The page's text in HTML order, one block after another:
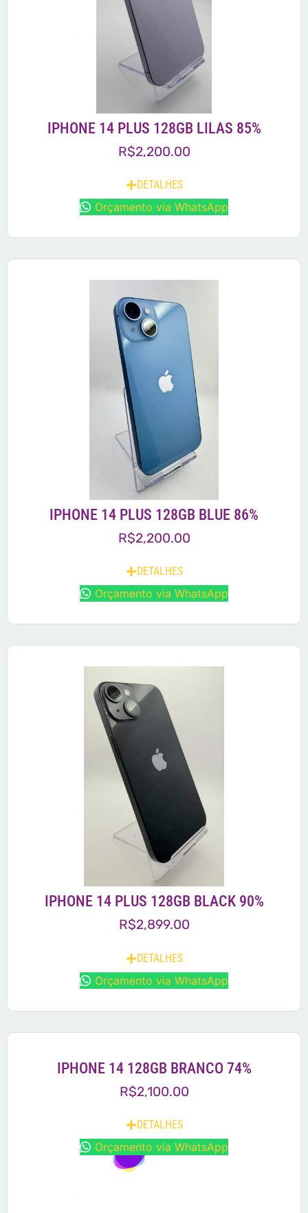
IPHONE 14 PLUS 128GB LILAS 85%
R$2,200.00
DETALHES
Orçamento via WhatsApp
IPHONE 14 PLUS 128GB BLUE 86%
R$2,200.00
DETALHES
Orçamento via WhatsApp
IPHONE 14 PLUS 128GB BLACK 90%
R$2,899.00
DETALHES
Orçamento via WhatsApp
IPHONE 14 128GB BRANCO 74%
R$2,100.00
DETALHES
Orçamento via WhatsApp